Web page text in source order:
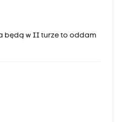
będą w II turze to oddam